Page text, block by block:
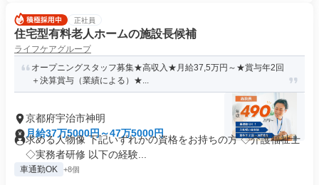
正社員
住宅型有料老人ホームの施設長候補
ライフケアグループ
オープニングスタッフ募集★高収入★月給37,5万円～★賞与年2回
＋決算賞与（業績による）★...
京都府宇治市神明
月給37万5000円～47万5000円
求める人物像 下記いずれかの資格をお持ちの方 ◇介護福祉士
◇実務者研修 以下の経験...
車通勤OK +8個